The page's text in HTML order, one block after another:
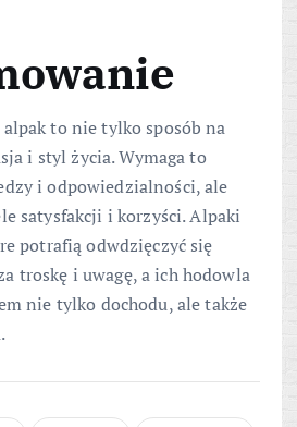
to nie tylko sposób na
i styl życia. Wymaga to
i odpowiedzialności, ale
satysfakcji i korzyści. Alpaki
potrafią odwdzięczyć się
troskę i uwagę, a ich hodowla
nie tylko dochodu, ale także